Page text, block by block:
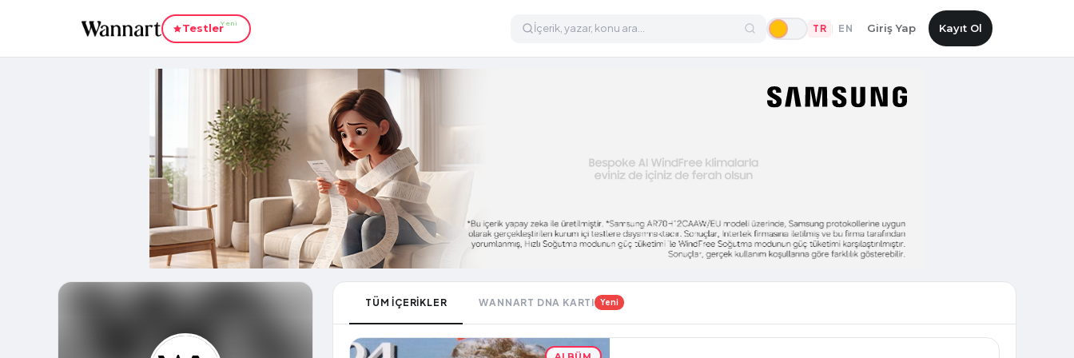
TestlerYeni TR EN Giriş Yap Kayıt Ol
TÜM İÇERİKLER WANNART DNA KARTI Yeni